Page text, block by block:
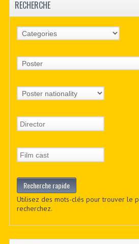
RECHERCHE
Utilisez des mots-clés pour trouver le
recherchez.